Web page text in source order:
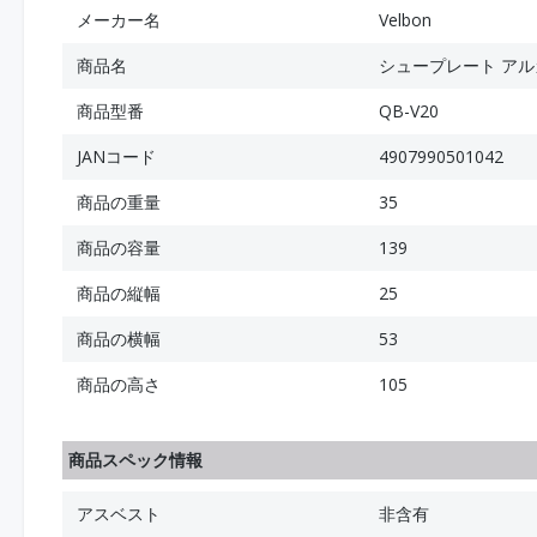
メーカー名
Velbon
商品名
シュープレート ア
商品型番
QB-V20
JANコード
4907990501042
商品の重量
35
商品の容量
139
商品の縦幅
25
商品の横幅
53
商品の高さ
105
商品スペック情報
アスベスト
非含有